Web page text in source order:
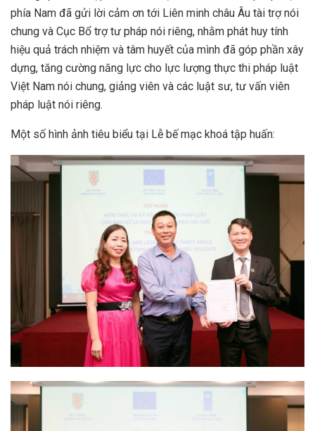
phía Nam đã gửi lời cảm ơn tới Liên minh châu Âu tài trợ nói
chung và Cục Bổ trợ tư pháp nói riêng, nhằm phát huy tính
hiệu quả trách nhiệm và tâm huyết của mình đã góp phần xây
dựng, tăng cường năng lực cho lực lượng thực thi pháp luật
Việt Nam nói chung, giảng viên và các luật sư, tư vấn viên
pháp luật nói riêng.
Một số hình ảnh tiêu biểu tại Lễ bế mạc khoá tập huấn: